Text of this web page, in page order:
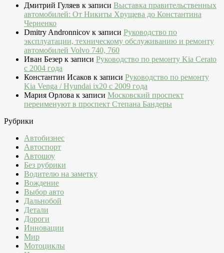
Дмитрий Гуляев к записи Выставка правительственных
автомобилей: От Никиты Хрущева до Константина
Черненко
Dmitry Andronnicov к записи Руководство по
эксплуатации, техническому обслуживанию и ремонту
автомобилей Volvo 740, 760
Иван Безер к записи Руководство по ремонту Kia Cerato
c 2004 года
Константин Исаков к записи Руководство по ремонту
Kia Venga / Hyundai ix20 c 2009 года
Мария Орлова к записи Московский проспект
переименуют в проспект Степана Бандеры
Рубрики
Автобизнес
Автоспорт
Автошоу
Без рубрики
Водителю на заметку
Вождение
Выбор авто
Дальнобой
Детали
Дороги
Инновации
Мир
Мотоциклы